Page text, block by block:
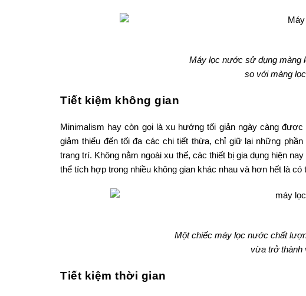
Máy lọc nước sử dụng màng
so với màng
Tiết kiệm không gian
Minimalism hay còn gọi là xu hướng tối giản ngày càng
giảm thiểu đến tối đa các chi tiết thừa, chỉ giữ lại những
trang trí. Không nằm ngoài xu thế, các thiết bị gia dụng hiện
thể tích hợp trong nhiều không gian khác nhau và hơn hết là
Một chiếc máy lọc nước chất
vừa trở thành
Tiết kiệm thời gian